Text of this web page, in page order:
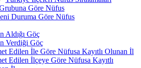
Göre Nüfus
Duruma Göre Nüfus
Aldığı Göç
Verdiği Göç
Edilen İle Göre Nüfusa Kayıtlı Olunan İl
Edilen İlçeye Göre Nüfusa Kayıtlı